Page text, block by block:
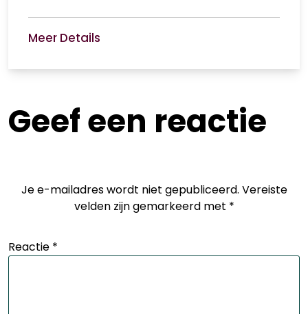
Meer Details
Geef een reactie
Je e-mailadres wordt niet gepubliceerd. Vereiste
velden zijn gemarkeerd met *
Reactie *